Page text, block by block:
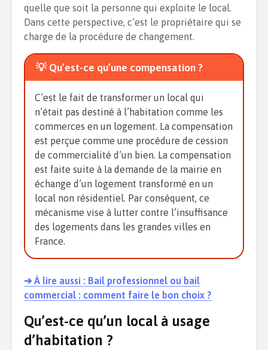
quelle que soit la personne qui exploite le local.
Dans cette perspective, c’est le propriétaire qui se
charge de la procédure de changement.
💡 Qu’est-ce qu’une compensation ?
C’est le fait de transformer un local qui
n’était pas destiné à l’habitation comme les
commerces en un logement. La compensation
est perçue comme une procédure de cession
de commercialité d’un bien. La compensation
est faite suite à la demande de la mairie en
échange d’un logement transformé en un
local non résidentiel. Par conséquent, ce
mécanisme vise à lutter contre l’insuffisance
des logements dans les grandes villes en
France.
➔ À lire aussi : Bail professionnel ou bail
commercial : comment faire le bon choix ?
Qu’est-ce qu’un local à usage
d’habitation ?